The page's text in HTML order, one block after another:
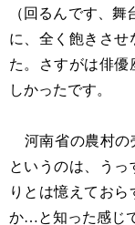
（回るんです、
に、全く飽きさせ
た。さすがは俳優
しかったです。
河南省の農村の
というのは、うっ
りとは憶えてお
か…と知った感じ